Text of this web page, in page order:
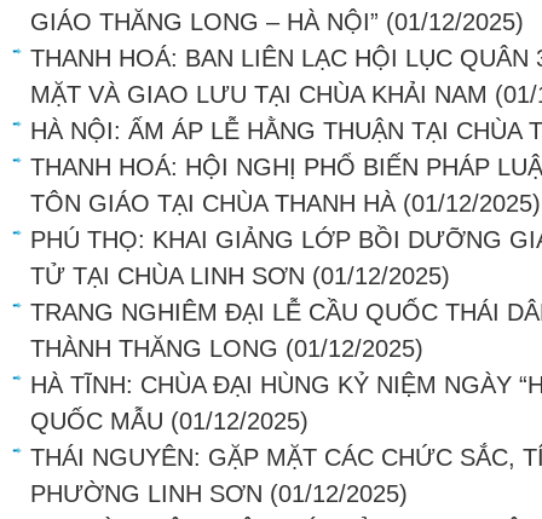
GIÁO THĂNG LONG – HÀ NỘI” (01/12/2025)
THANH HOÁ: BAN LIÊN LẠC HỘI LỤC
MẶT VÀ GIAO LƯU TẠI CHÙA KHẢI NAM
HÀ NỘI: ẤM ÁP LỄ HẰNG THUẬN TẠI CHÙA
THANH HOÁ: HỘI NGHỊ PHỔ BIẾN PHÁP
TÔN GIÁO TẠI CHÙA THANH HÀ (01/12/2025)
PHÚ THỌ: KHAI GIẢNG LỚP BỒI DƯỠNG
TỬ TẠI CHÙA LINH SƠN (01/12/2025)
TRANG NGHIÊM ĐẠI LỄ CẦU QUỐC THÁI
THÀNH THĂNG LONG (01/12/2025)
HÀ TĨNH: CHÙA ĐẠI HÙNG KỶ NIỆM NGÀY
QUỐC MẪU (01/12/2025)
THÁI NGUYÊN: GẶP MẶT CÁC CHỨC SẮC,
PHƯỜNG LINH SƠN (01/12/2025)